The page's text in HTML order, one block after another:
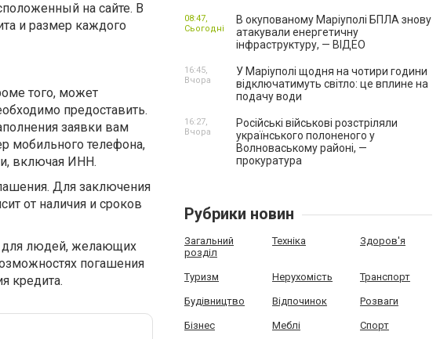
на сайте. В
и размер каждого
того, может
предоставить.
заявки вам
мобильного телефона,
включая ИНН.
Для заключения
от наличия и сроков
для людей, желающих
погашения
кредита.
В окупованому Маріуполі БПЛА знову
атакували енергетичну
інфраструктуру, — ВІДЕО
08:47,
Сьогодні
У Маріуполі щодня на чотири години
відключатимуть світло: це вплине на
подачу води
16:45,
Вчора
Російські військові розстріляли
українського полоненого у
Волноваському районі, —
прокуратура
16:27,
Вчора
Рубрики новин
Загальний
розділ
Техніка Здоров'я
Туризм Нерухомість Транспорт
Будівництво Відпочинок Розваги
Бізнес Меблі Спорт